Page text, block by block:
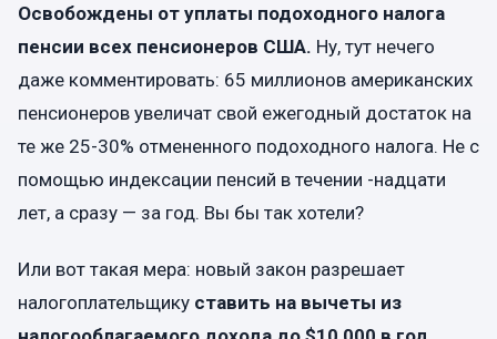
Освобождены от уплаты подоходного налога
пенсии всех пенсионеров США. Ну, тут нечего
даже комментировать: 65 миллионов американских
пенсионеров увеличат свой ежегодный достаток на
те же 25-30% отмененного подоходного налога. Не с
помощью индексации пенсий в течении -надцати
лет, а сразу — за год. Вы бы так хотели?
Или вот такая мера: новый закон разрешает
налогоплательщику ставить на вычеты из